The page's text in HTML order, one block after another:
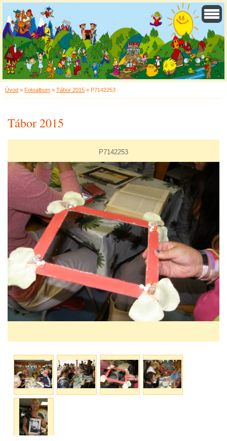
Úvod » Fotoalbum » Tábor 2015 » P7142253
Tábor 2015
P7142253